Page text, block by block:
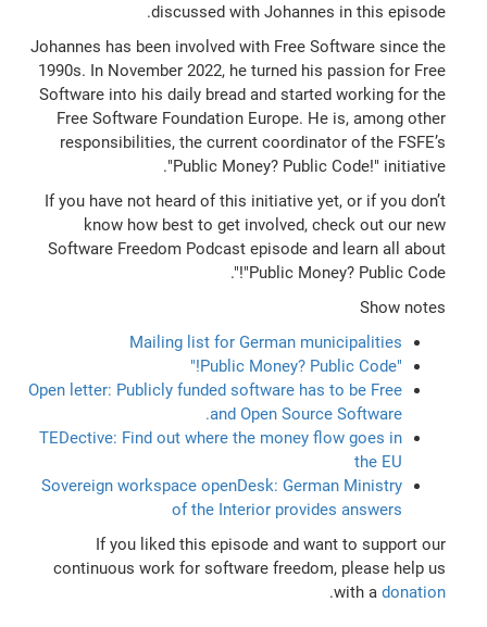
discussed with Johannes in this episode.
Johannes has been involved with Free Software since the
1990s. In November 2022, he turned his passion for Free
Software into his daily bread and started working for the
Free Software Foundation Europe. He is, among other
responsibilities, the current coordinator of the FSFE’s
"Public Money? Public Code!" initiative.
If you have not heard of this initiative yet, or if you don’t
know how best to get involved, check out our new
Software Freedom Podcast episode and learn all about
"Public Money? Public Code!".
Show notes
Mailing list for German municipalities
"Public Money? Public Code!"
Open letter: Publicly funded software has to be Free
and Open Source Software.
TEDective: Find out where the money flow goes in
the EU
Sovereign workspace openDesk: German Ministry
of the Interior provides answers
If you liked this episode and want to support our
continuous work for software freedom, please help us
with a donation
.